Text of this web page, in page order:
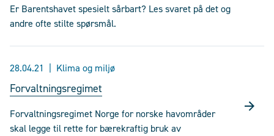
Er Barentshavet spesielt sårbart? Les svaret på det og
andre ofte stilte spørsmål.
28.04.21 Klima og miljø
Forvaltningsregimet
Forvaltningsregimet Norge for norske havområder
skal legge til rette for bærekraftig bruk av